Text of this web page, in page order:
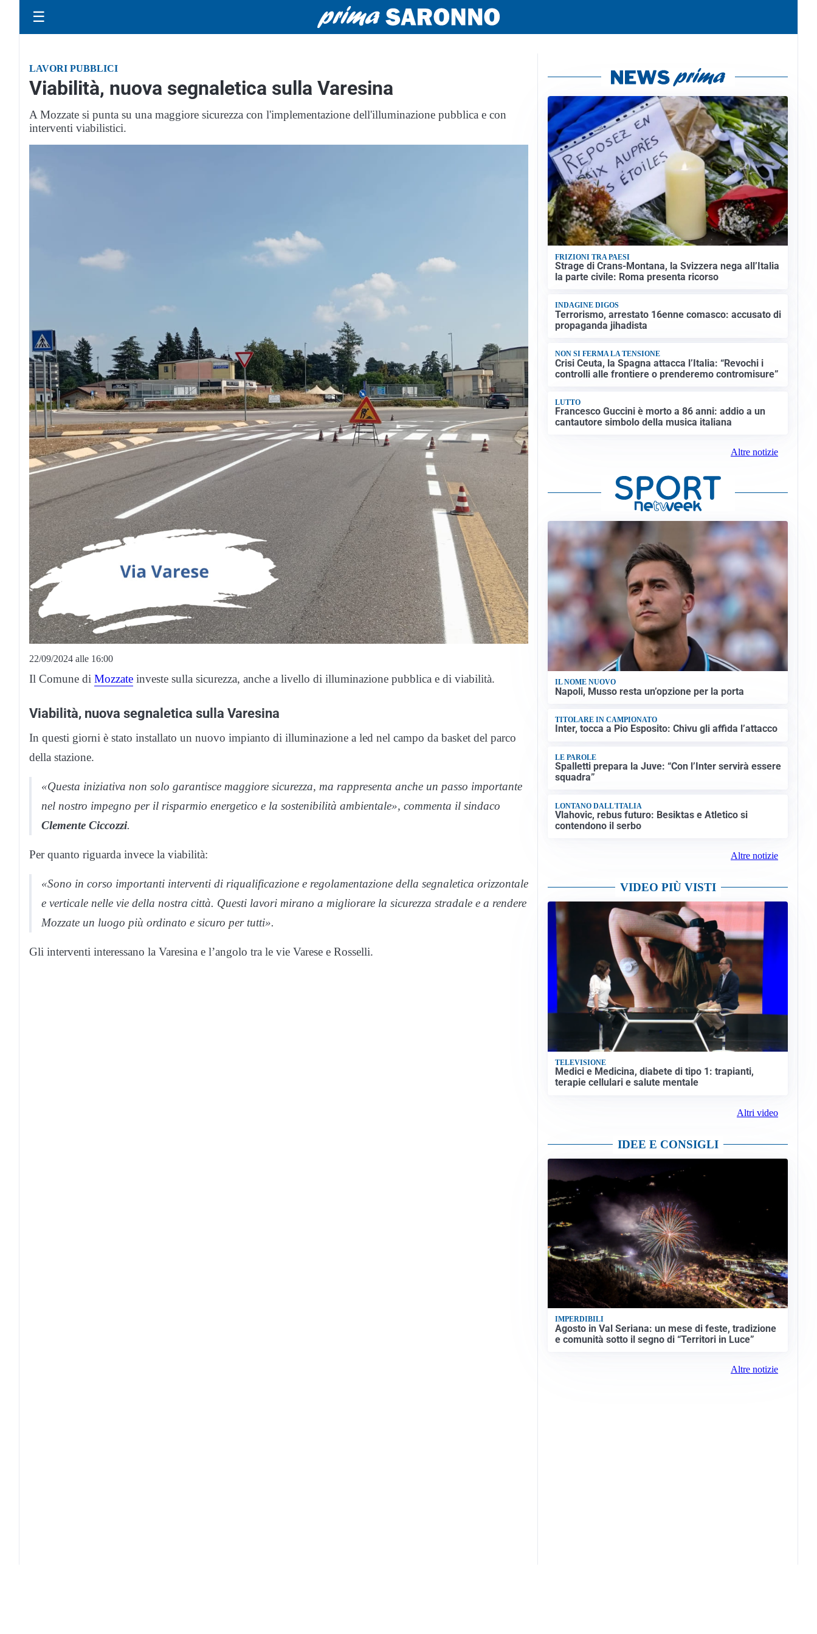
☰
LAVORI PUBBLICI
Viabilità, nuova segnaletica sulla Varesina
A Mozzate si punta su una maggiore sicurezza con l'implementazione dell'illuminazione pubblica e con
interventi viabilistici.
22/09/2024 alle 16:00
Il Comune di Mozzate investe sulla sicurezza, anche a livello di illuminazione pubblica e di viabilità.
Viabilità, nuova segnaletica sulla Varesina
In questi giorni è stato installato un nuovo impianto di illuminazione a led nel campo da basket del parco
della stazione.
«Questa iniziativa non solo garantisce maggiore sicurezza, ma rappresenta anche un passo importante
nel nostro impegno per il risparmio energetico e la sostenibilità ambientale», commenta il sindaco
Clemente Ciccozzi.
Per quanto riguarda invece la viabilità:
«Sono in corso importanti interventi di riqualificazione e regolamentazione della segnaletica orizzontale
e verticale nelle vie della nostra città. Questi lavori mirano a migliorare la sicurezza stradale e a rendere
Mozzate un luogo più ordinato e sicuro per tutti».
Gli interventi interessano la Varesina e l’angolo tra le vie Varese e Rosselli.
FRIZIONI TRA PAESI
Strage di Crans-Montana, la Svizzera nega all’Italia
la parte civile: Roma presenta ricorso
INDAGINE DIGOS
Terrorismo, arrestato 16enne comasco: accusato di
propaganda jihadista
NON SI FERMA LA TENSIONE
Crisi Ceuta, la Spagna attacca l’Italia: “Revochi i
controlli alle frontiere o prenderemo contromisure”
LUTTO
Francesco Guccini è morto a 86 anni: addio a un
cantautore simbolo della musica italiana
Altre notizie
IL NOME NUOVO
Napoli, Musso resta un’opzione per la porta
TITOLARE IN CAMPIONATO
Inter, tocca a Pio Esposito: Chivu gli affida l’attacco
LE PAROLE
Spalletti prepara la Juve: “Con l’Inter servirà essere
squadra”
LONTANO DALL'ITALIA
Vlahovic, rebus futuro: Besiktas e Atletico si
contendono il serbo
Altre notizie
VIDEO PIÙ VISTI
TELEVISIONE
Medici e Medicina, diabete di tipo 1: trapianti,
terapie cellulari e salute mentale
Altri video
IDEE E CONSIGLI
IMPERDIBILI
Agosto in Val Seriana: un mese di feste, tradizione
e comunità sotto il segno di “Territori in Luce”
Altre notizie